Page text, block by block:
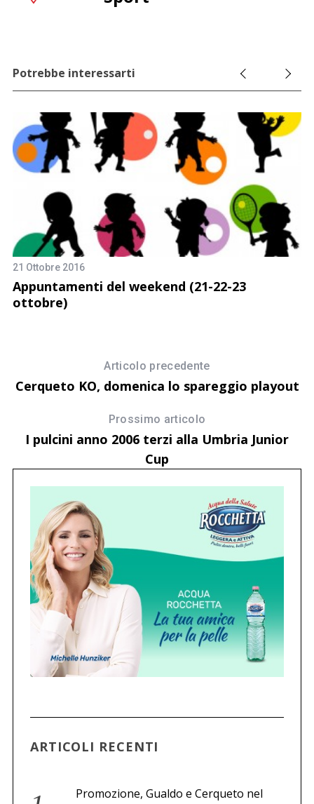
Potrebbe interessarti
21 Ottobre 2016
Appuntamenti del weekend (21-22-23
ottobre)
Articolo precedente
Cerqueto KO, domenica lo spareggio playout
Prossimo articolo
I pulcini anno 2006 terzi alla Umbria Junior
Cup
ARTICOLI RECENTI
Promozione, Gualdo e Cerqueto nel